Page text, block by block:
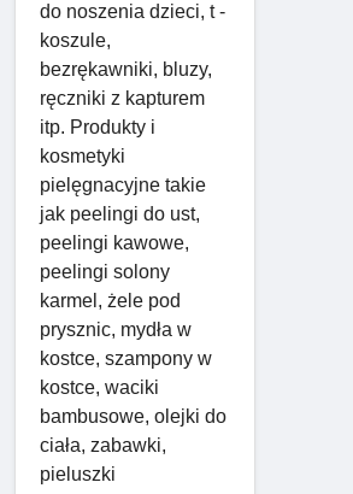
do noszenia dzieci, t -
koszule,
bezrękawniki, bluzy,
ręczniki z kapturem
itp. Produkty i
kosmetyki
pielęgnacyjne takie
jak peelingi do ust,
peelingi kawowe,
peelingi solony
karmel, żele pod
prysznic, mydła w
kostce, szampony w
kostce, waciki
bambusowe, olejki do
ciała, zabawki,
pieluszki